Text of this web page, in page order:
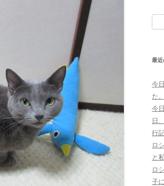
索:
最近
今
た
今
日
行
ロ
と
ロ
子